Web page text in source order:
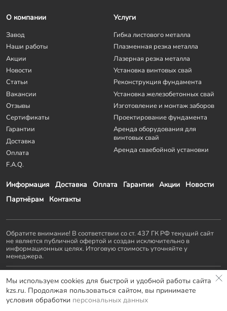
Информация Доставка Оплата Гарантии Акции
Новости
Партнёрам
Контакты
О компании
Завод
Наши работы
Акции
Новости
Статьи
Вакансии
Отзывы
Сертификаты
Гарантии
Доставка
Оплата
F.A.Q.
Услуги
Гибка листового металла
Плазменная резка металла
Лазерная резка металла
Установка винтовых свай
Реконструкция фундамента
Установка железобетонных свай
Изготовление и монтаж заборов
Проектирование фундамента
Аренда оборудования для
винтовых свай
Аренда сваебойной установки
Обратите внимание! В соответствии со ст. 437 ГК РФ текущий сайт
не является публичной офертой и создан исключительно в
информационных целях. Итоговую стоимость уточняйте у
менеджера.
Остальные проекты KZS GROUP
Домостроение
Заборы и ворота Септики
Террасы
Мебель LOFT
Мы используем cookies для быстрой и удобной работы сайта
kzs.ru. Продолжая пользоваться сайтом, вы принимаете
условия обработки персональных данных